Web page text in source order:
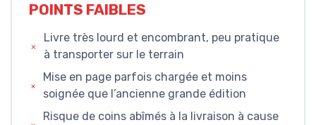
POINTS FAIBLES
Livre très lourd et encombrant, peu pratique
à transporter sur le terrain
Mise en page parfois chargée et moins
soignée que l’ancienne grande édition
Risque de coins abîmés à la livraison à cause